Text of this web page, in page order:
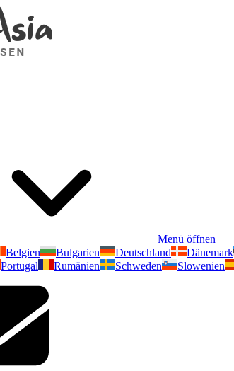
Menü öffnen
Belgien Bulgarien Deutschland Dänemark
Portugal Rumänien Schweden Slowenien